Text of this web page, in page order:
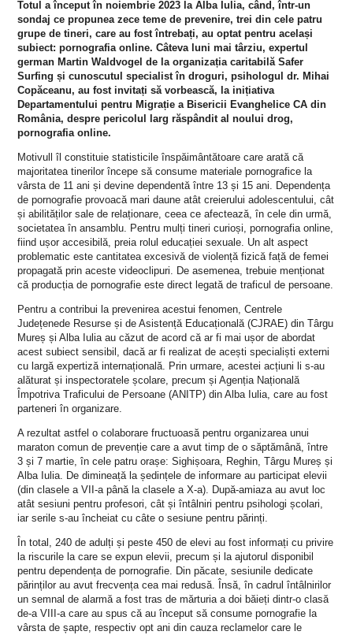
Totul a început în noiembrie 2023 la Alba Iulia, când, într-un
sondaj ce propunea zece teme de prevenire, trei din cele patru
grupe de tineri, care au fost întrebați, au optat pentru același
subiect: pornografia online. Câteva luni mai târziu, expertul
german Martin Waldvogel de la organizația caritabilă Safer
Surfing și cunoscutul specialist în droguri, psihologul dr. Mihai
Copăceanu, au fost invitați să vorbească, la inițiativa
Departamentului pentru Migrație a Bisericii Evanghelice CA din
România, despre pericolul larg răspândit al noului drog,
pornografia online.
Motivull îl constituie statisticile înspăimântătoare care arată că
majoritatea tinerilor începe să consume materiale pornografice la
vârsta de 11 ani și devine dependentă între 13 și 15 ani. Dependența
de pornografie provoacă mari daune atât creierului adolescentului, cât
și abilităților sale de relaționare, ceea ce afectează, în cele din urmă,
societatea în ansamblu. Pentru mulți tineri curioși, pornografia online,
fiind ușor accesibilă, preia rolul educației sexuale. Un alt aspect
problematic este cantitatea excesivă de violență fizică față de femei
propagatăprin aceste videoclipuri. De asemenea, trebuie menționat
că producția de pornografie este direct legată de traficul de persoane.
Pentru a contribui la prevenirea acestui fenomen, Centrele
Județenede Resurse și de Asistență Educațională (CJRAE) din Târgu
Mureș și Alba Iulia au căzut de acord că ar fi mai ușor de abordat
acest subiect sensibil, dacă ar fi realizat de acești specialiști externi
cu largă expertiză internațională. Prin urmare, acestei acțiuni li s-au
alăturat și inspectoratele școlare, precum și Agenția Națională
Împotriva Traficului de Persoane (ANITP) din Alba Iulia, care au fost
parteneri în organizare.
A rezultat astfel o colaborare fructuoasă pentru organizarea unui
maraton comun de prevenție care a avut timp de o săptămână, între
3 și 7 martie, în cele patru orașe: Sighișoara, Reghin, Târgu Mureș și
Alba Iulia. De dimineață la ședințele de informare au participat elevii
(din clasele a VII-a până la clasele a X-a). După-amiaza au avut loc
atât sesiuni pentru profesori, cât și întâlniri pentru psihologi școlari,
iar serile s-au încheiat cu câte o sesiune pentru părinți.
În total, 240 de adulți și peste 450 de elevi au fost informați cu privire
la riscurile la care se expun elevii, precum și la ajutorul disponibil
pentru dependența de pornografie. Din păcate, sesiunile dedicate
părinților au avut frecvența cea mai redusă. Însă, în cadrul întâlnirilor
un semnal de alarmă a fost tras de mărturia a doi băieți dintr-o clasă
de-a VIII-a care au spus că au început să consume pornografie la
vârsta de șapte, respectiv opt ani din cauza reclamelor care le